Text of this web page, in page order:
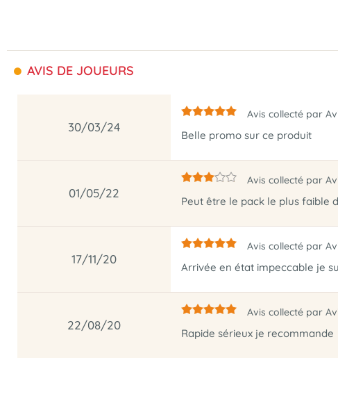
AVIS DE JOUEURS
30/03/24
Avis collecté par
Belle promo sur ce produit
01/05/22
Avis collecté par
Peut être le pack le plus faible
17/11/20
Avis collecté par
Arrivée en état impeccable je
22/08/20
Avis collecté par
Rapide sérieux je recommande